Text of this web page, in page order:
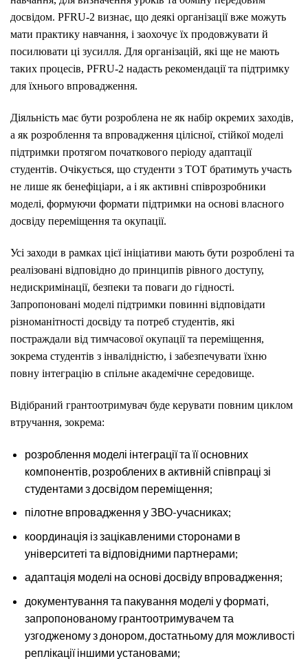
досвідом. PFRU-2 визнає, що деякі організації вже можуть
мати практику навчання, і заохочує їх продовжувати й
посилювати ці зусилля. Для організацій, які ще не мають
таких процесів, PFRU-2 надасть рекомендації та підтримку
для їхнього впровадження.
Діяльність має бути розроблена не як набір окремих заходів,
а як розроблення та впровадження цілісної, стійкої моделі
підтримки протягом початкового періоду адаптації
студентів. Очікується, що студенти з ТОТ братимуть участь
не лише як бенефіціари, а і як активні співрозробники
моделі, формуючи формати підтримки на основі власного
досвіду переміщення та окупації.
Усі заходи в рамках цієї ініціативи мають бути розроблені та
реалізовані відповідно до принципів рівного доступу,
недискримінації, безпеки та поваги до гідності.
Запропоновані моделі підтримки повинні відповідати
різноманітності досвіду та потреб студентів, які
постраждали від тимчасової окупації та переміщення,
зокрема студентів з інвалідністю, і забезпечувати їхню
повну інтеграцію в спільне академічне середовище.
Відібраний грантоотримувач буде керувати повним циклом
втручання, зокрема:
розроблення моделі інтеграції та її основних
компонентів, розроблених в активній співпраці зі
студентами з досвідом переміщення;
пілотне впровадження у ЗВО-учасниках;
координація із зацікавленими сторонами в
університеті та відповідними партнерами;
адаптація моделі на основі досвіду впровадження;
документування та пакування моделі у форматі,
запропонованому грантоотримувачем та
узгодженому з донором, достатньому для можливості
реплікації іншими установами;